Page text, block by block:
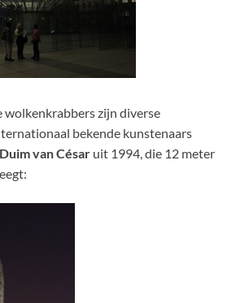
wolkenkrabbers zijn diverse
bekende kunstenaars
Duim van César uit 1994, die 12 meter